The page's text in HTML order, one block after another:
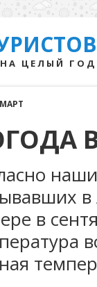
ЦЕЛЫЙ ГОД
МАРТ
в
в